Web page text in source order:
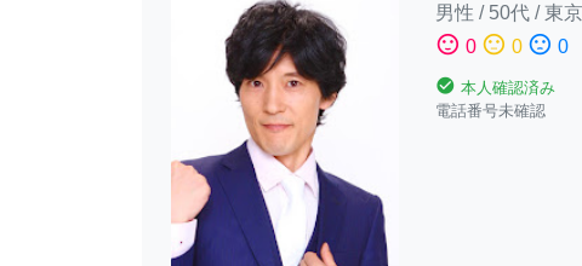
男性 / 50代/東
sentiment_satisfied 0 sentiment_neutral 0 sentiment_dissatisfied 0
check_circle 本人確認済み
電話番号未確認